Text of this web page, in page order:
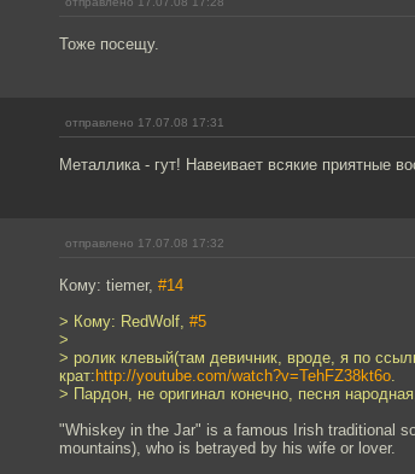
Тоже посещу.
отправлено 17.07.08 17:31
Металлика - гут! Навеивает всякие приятные
отправлено 17.07.08 17:32
Кому: tiemer, #14
> Кому: RedWolf, #5
>
> ролик клевый(там девичник, вроде, я по
крат: http://youtube.com/watch?v=TehFZ38kt6o.
> Пардон, не оригинал конечно, песня
"Whiskey in the Jar" is a famous Irish traditional
mountains), who is betrayed by his wife or lover.